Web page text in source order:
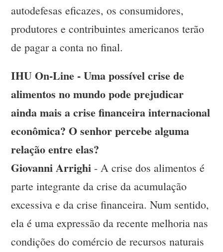
autodefesas eficazes, os consumidores,
produtores e contribuintes americanos terão
de pagar a conta no final.
IHU On-Line - Uma possível crise de
alimentos no mundo pode prejudicar
ainda mais a crise financeira internacional
econômica? O senhor percebe alguma
relação entre elas?
Giovanni Arrighi - A crise dos alimentos é
parte integrante da crise da acumulação
excessiva e da crise financeira. Num sentido,
ela é uma expressão da recente melhoria nas
condições do comércio de recursos naturais